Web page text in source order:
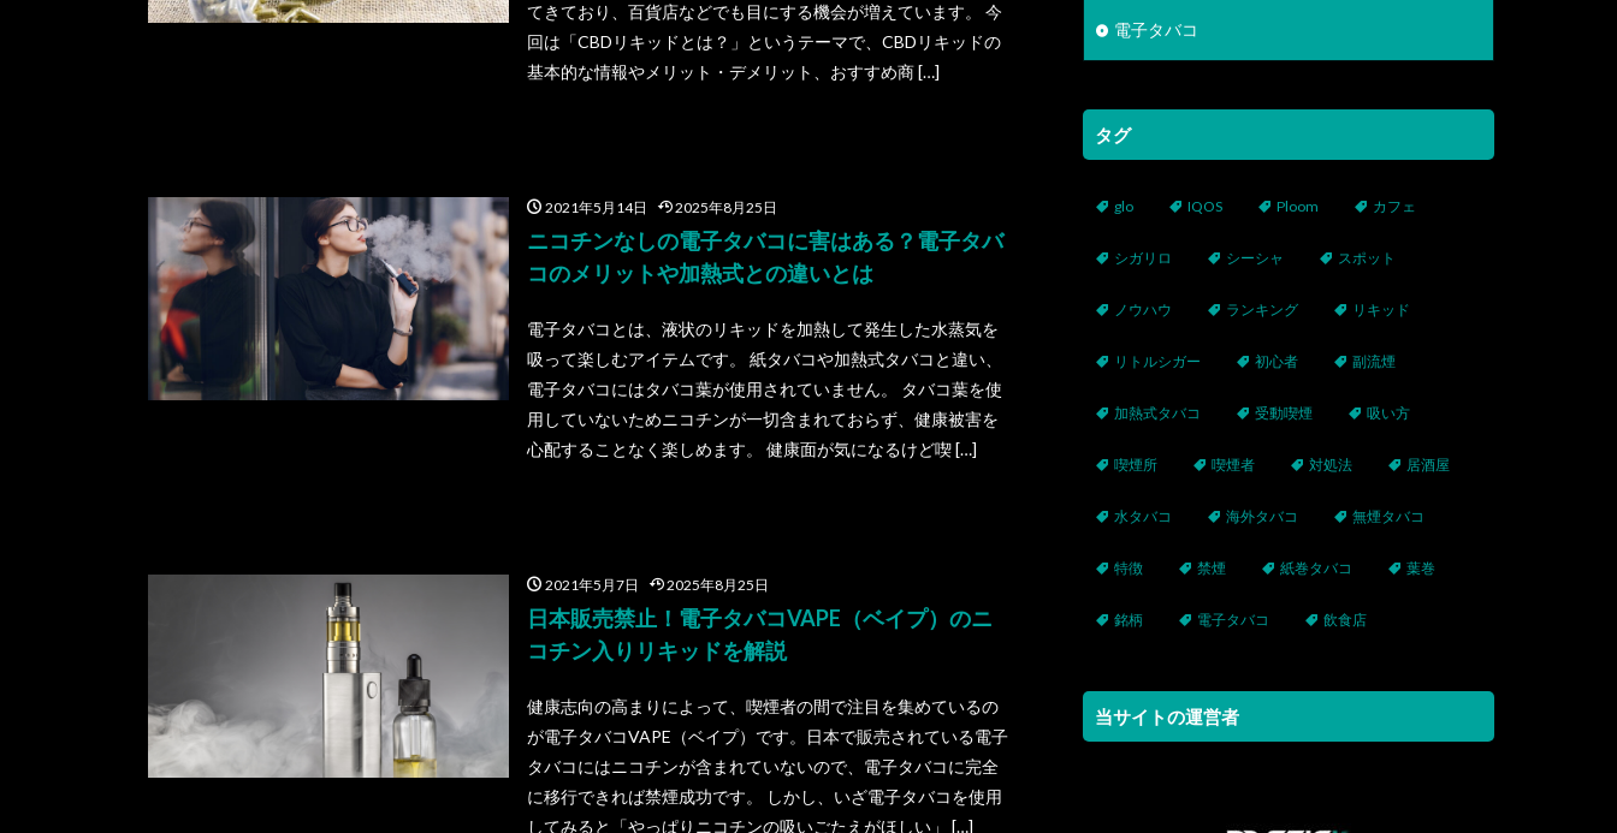
てきており、百貨店などでも目にする機会が増えています。 今
回は「CBDリキッドとは？」というテーマで、CBDリキッドの
基本的な情報やメリット・デメリット、おすすめ商 […]
2021年5月14日 2025年8月25日
ニコチンなしの電子タバコに害はある？電子タバ
コのメリットや加熱式との違いとは
電子タバコとは、液状のリキッドを加熱して発生した水蒸気を
吸って楽しむアイテムです。 紙タバコや加熱式タバコと違い、
電子タバコにはタバコ葉が使用されていません。 タバコ葉を使
用していないためニコチンが一切含まれておらず、健康被害を
心配することなく楽しめます。 健康面が気になるけど喫 […]
2021年5月7日 2025年8月25日
日本販売禁止！電子タバコVAPE（ベイプ）のニ
コチン入りリキッドを解説
健康志向の高まりによって、喫煙者の間で注目を集めているの
が電子タバコVAPE（ベイプ）です。日本で販売されている電子
タバコにはニコチンが含まれていないので、電子タバコに完全
に移行できれば禁煙成功です。 しかし、いざ電子タバコを使用
してみると「やっぱりニコチンの吸いごたえがほしい」 […]
電子タバコ
タグ
glo IQOS Ploom カフェ
シガリロ シーシャ スポット
ノウハウ ランキング リキッド
リトルシガー 初心者 副流煙
加熱式タバコ 受動喫煙 吸い方
喫煙所 喫煙者 対処法 居酒屋
水タバコ 海外タバコ 無煙タバコ
特徴 禁煙 紙巻タバコ 葉巻
銘柄 電子タバコ 飲食店
当サイトの運営者